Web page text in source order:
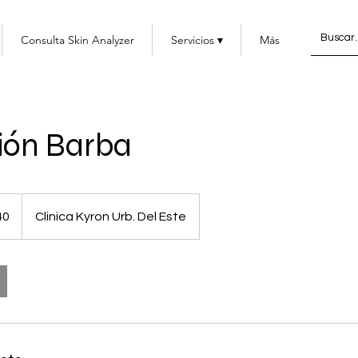
Consulta Skin Analyzer Servicios ▾ Más
Barba
Clinica Kyron Urb. Del Este